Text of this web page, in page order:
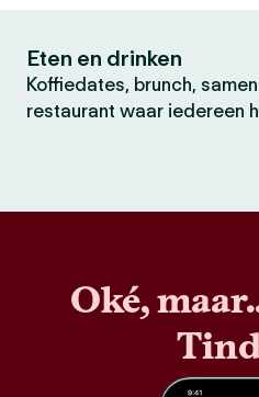
Eten en drinken
Koffiedates, brunch,
restaurant waar iedereen
Oké,